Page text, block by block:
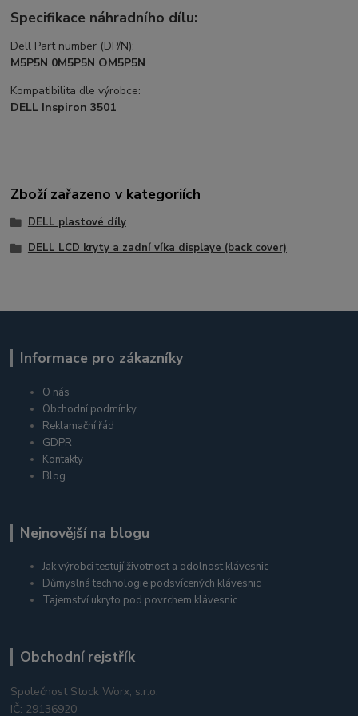
Specifikace náhradního dílu:
Dell Part number (DP/N):
M5P5N 0M5P5N OM5P5N
Kompatibilita dle výrobce:
DELL Inspiron 3501
Zboží zařazeno v kategoriích
DELL plastové díly
DELL LCD kryty a zadní víka displaye (back cover)
Informace pro zákazníky
O nás
Obchodní podmínky
Reklamační řád
GDPR
Kontakty
Blog
Nejnovější na blogu
Jak výrobci testují životnost a odolnost klávesnic
Důmyslná technologie podsvícených klávesnic
Tajemství ukryto pod povrchem klávesnic
Obchodní rejstřík
Společnost Stock Worx, s.r.o.
IČ: 29136920